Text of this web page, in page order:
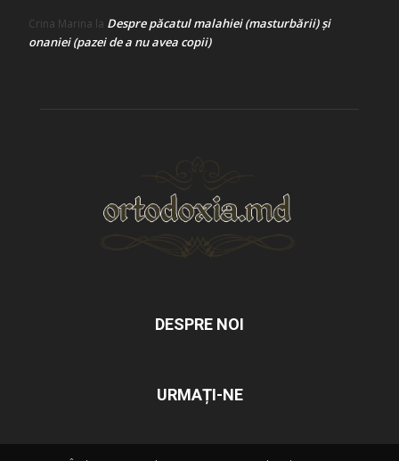
Crina Marina la Despre păcatul malahiei (masturbării) şi
onaniei (pazei de a nu avea copii)
DESPRE NOI
URMAȚI-NE